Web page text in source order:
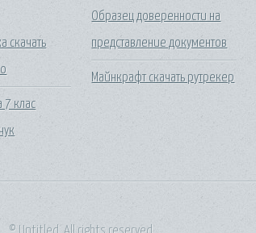
скачать
7 клас
Образец доверенности на
представление документов
Майнкрафт скачать рутрекер